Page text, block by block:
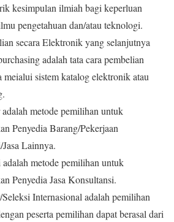
kesimpulan ilmiah bagi keperluan
pengetahuan dan/atau teknologi.
secara Elektronik yang selanjutnya
adalah tata cara pembelian
meialui sistem katalog elektronik atau
adalah metode pemilihan untuk
Penyedia Barang/Pekerjaan
Lainnya.
adalah metode pemilihan untuk
Penyedia Jasa Konsultansi.
Internasional adalah pemilihan
peserta pemilihan dapat berasal dari